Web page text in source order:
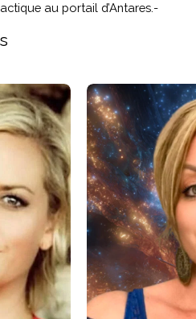
au portail d’Antares.-